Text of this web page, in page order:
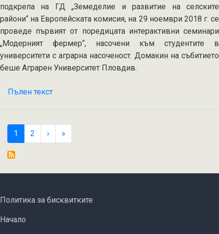
подкрепа на ГД „Земеделие и развитие на селските
райони“ на Европейската комисия, на 29 ноември 2018 г. се
проведе първият от поредицата интерактивни семинари
„Модерният фермер“, насочени към студентите в
университети с аграрна насоченост. Домакин на събитието
беше Аграрен Университет Пловдив.
Пълен текст
в
Pagination
Current
page
1 Страница
2 › »
FOOTER MENU
Политика за бисквитките
ОСНОВНА НАВИГАЦИЯ
Начало